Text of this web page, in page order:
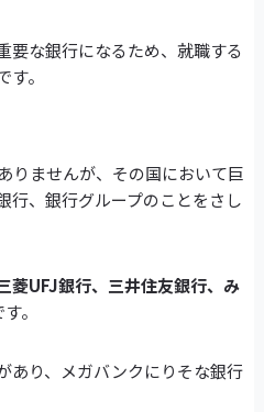
要な銀行になるため、就職する
。
りませんが、その国において巨
行、銀行グループのことをさし
菱UFJ銀行、三井住友銀行、み
。
あり、メガバンクにりそな銀行